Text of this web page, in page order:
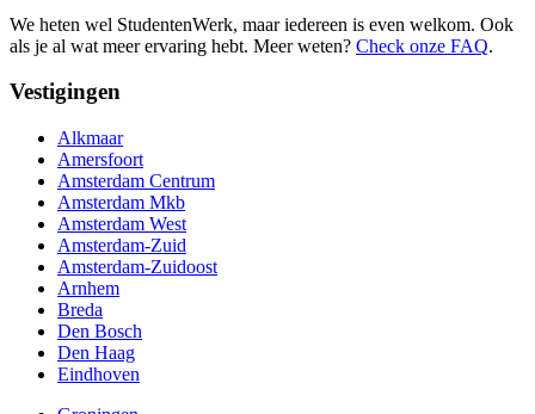
We heten wel StudentenWerk, maar iedereen is even welkom. Ook
als je al wat meer ervaring hebt. Meer weten? Check onze FAQ.
Vestigingen
Alkmaar
Amersfoort
Amsterdam Centrum
Amsterdam Mkb
Amsterdam West
Amsterdam-Zuid
Amsterdam-Zuidoost
Arnhem
Breda
Den Bosch
Den Haag
Eindhoven